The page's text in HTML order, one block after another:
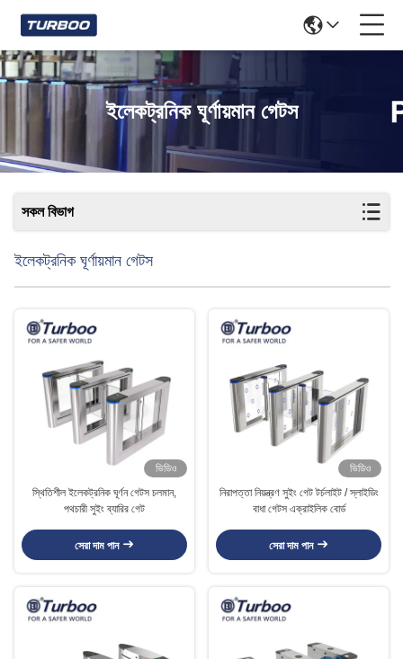
ইলেকট্রনিক ঘূর্ণায়মান গেটস
সকল বিভাগ
ইলেকট্রনিক ঘূর্ণায়মান গেটস
ভিডিও
স্থিতিশীল ইলেকট্রনিক ঘূর্ণন গেটস চলমান,
পথচারী সুইং ব্যারির গেট
সেরা দাম পান
ভিডিও
নিরাপত্তা নিয়ন্ত্রণ সুইং গেট টর্চলাইট / স্লাইডিং
বাধা গেটস এক্রাইলিক বোর্ড
সেরা দাম পান